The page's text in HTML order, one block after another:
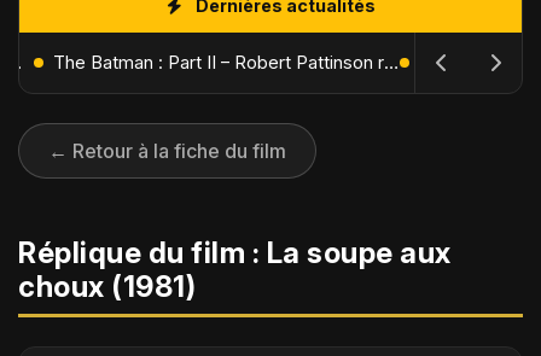
Dernières actualités
L'Âge de Glace : Le Réveil du Volcan – Manny, Sid et Diego de retour pour une aventure explosive The Batman : Part II – Robert Pattinson replonge dans les ténèbres de Gotham dès octobre 2027
← Retour à la fiche du film
Réplique du film : La soupe aux
choux (1981)